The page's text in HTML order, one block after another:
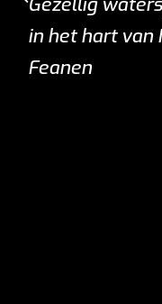
in het hart van
Feanen